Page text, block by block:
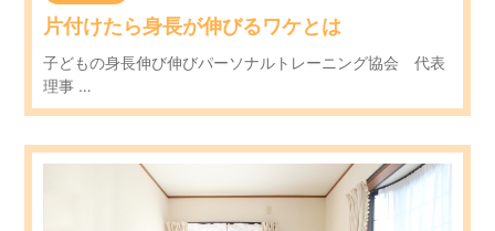
片付けたら身長が伸びるワケとは
子どもの身長伸び伸びパーソナルトレーニング協会 代表
理事 …